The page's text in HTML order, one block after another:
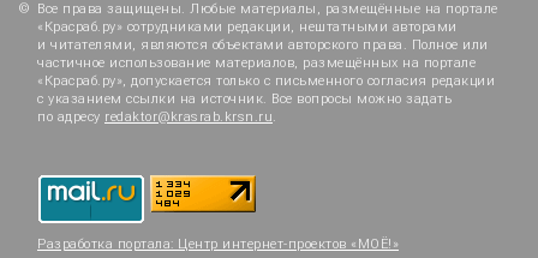
Все права защищены. Любые материалы, размещённые на портале
«Красраб.ру» сотрудниками редакции, нештатными авторами
и читателями, являются объектами авторского права. Полное или
частичное использование материалов, размещённых на портале
«Красраб.ру», допускается только с письменного согласия редакции
с указанием ссылки на источник. Все вопросы можно задать
по адресу redaktor@krasrab.krsn.ru.
Разработка портала: Центр интернет-проектов «МОЁ!»